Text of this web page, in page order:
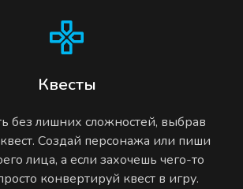
Квесты
без лишних сложностей, выбрав
Создай персонажа или пиши
лица, а если захочешь чего-то
конвертируй квест в игру.